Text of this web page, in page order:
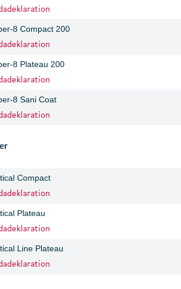
8 Compact 200
8 Plateau 200
8 Sani Coat
Compact
Plateau
Line Plateau